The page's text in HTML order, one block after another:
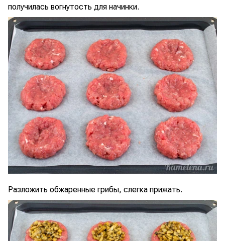
получилась вогнутость для начинки.
Разложить обжаренные грибы, слегка прижать.